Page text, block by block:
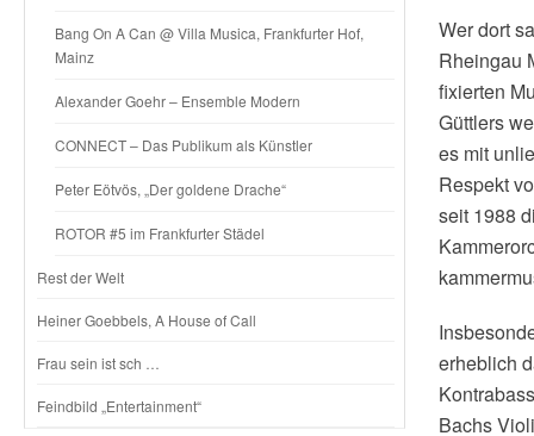
Bang On A Can @ Villa Musica, Frankfurter Hof,
Mainz
Alexander Goehr – Ensemble Modern
CONNECT – Das Publikum als Künstler
Peter Eötvös, „Der goldene Drache“
ROTOR #5 im Frankfurter Städel
Rest der Welt
Heiner Goebbels, A House of Call
Frau sein ist sch …
Feindbild „Entertainment“
Wer dort
Rheingau
fixierten
Güttlers
es mit
Respekt
seit 1988
erheblich
Bachs